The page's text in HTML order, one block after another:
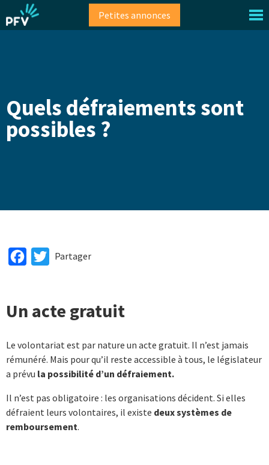
au
contenu
Petites annonces
Quels défraiements sont
possibles ?
FacebookTwitter
Partager
Un acte gratuit
Le volontariat est par nature un acte gratuit. Il n’est jamais
rémunéré. Mais pour qu’il reste accessible à tous, le législateur
a prévu la possibilité d’un défraiement.
Il n’est pas obligatoire : les organisations décident. Si elles
défraient leurs volontaires, il existe deux systèmes de
remboursement.